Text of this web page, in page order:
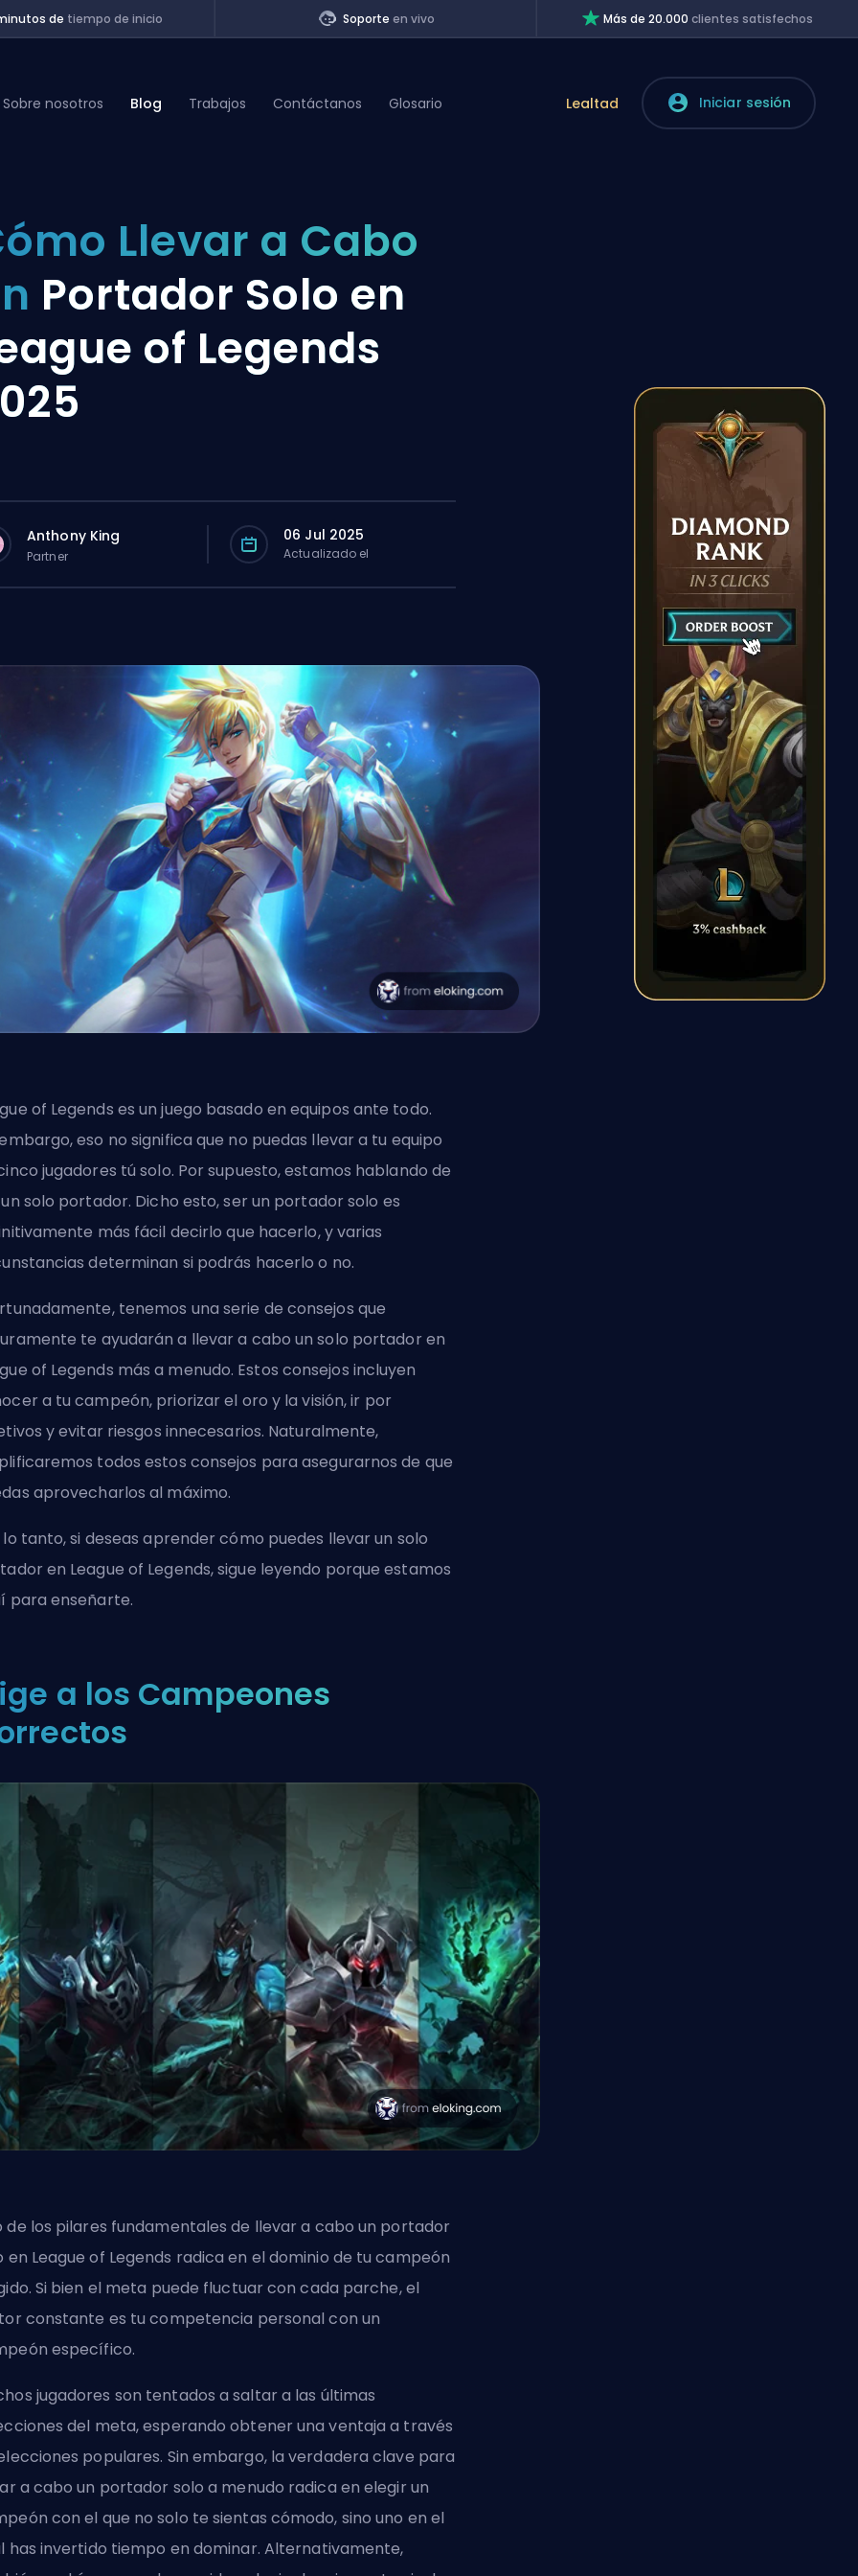
de tiempo de inicio Soporteen vivo Más de 20.000clientes satisfechos
Sobre nosotros Blog Trabajos Contáctanos Glosario Lealtad Iniciar sesión
Llevar a Cabo
Portador Solo en
of Legends
Anthony King
Partner
06 Jul 2025
Actualizado el
of Legends es un juego basado en equipos ante todo.
eso no significa que no puedas llevar a tu equipo
jugadores tú solo. Por supuesto, estamos hablando de
solo portador. Dicho esto, ser un portador solo es
más fácil decirlo que hacerlo, y varias
determinan si podrás hacerlo o no.
tenemos una serie de consejos que
te ayudarán a llevar a cabo un solo portador en
of Legends más a menudo. Estos consejos incluyen
a tu campeón, priorizar el oro y la visión, ir por
y evitar riesgos innecesarios. Naturalmente,
todos estos consejos para asegurarnos de que
aprovecharlos al máximo.
lo tanto, si deseas aprender cómo puedes llevar un solo
en League of Legends, sigue leyendo porque estamos
para enseñarte.
a los Campeones
de los pilares fundamentales de llevar a cabo un portador
en League of Legends radica en el dominio de tucampeón
Si bien el meta puede fluctuar con cada parche, el
constante es tu competencia personal con un
específico.
jugadores son tentados a saltar a las últimas
del meta, esperando obtener una ventaja a través
populares. Sin embargo, la verdadera clave para
a cabo un portador solo a menudo radica en elegir un
con el que no solo te sientas cómodo, sino uno en el
has invertido tiempo en dominar. Alternativamente,